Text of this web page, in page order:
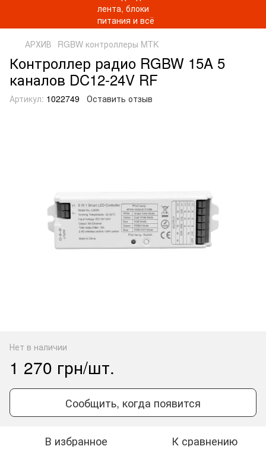
АРХИВ RGBW контроллеры MTK
Контроллер радио RGBW 15A 5
каналов DC12-24V RF
Артикул: 1022749 Оставить отзыв
Нет в наличии
1 270 грн/шт.
Сообщить, когда появится
В избранное К сравнению